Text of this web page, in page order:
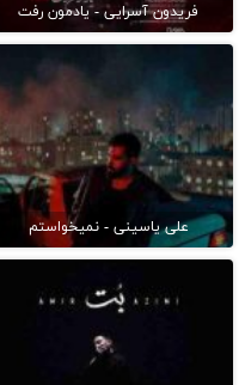
فریدون آسرایی - یادمون رفت
علی یاسینی - نمیخواستم